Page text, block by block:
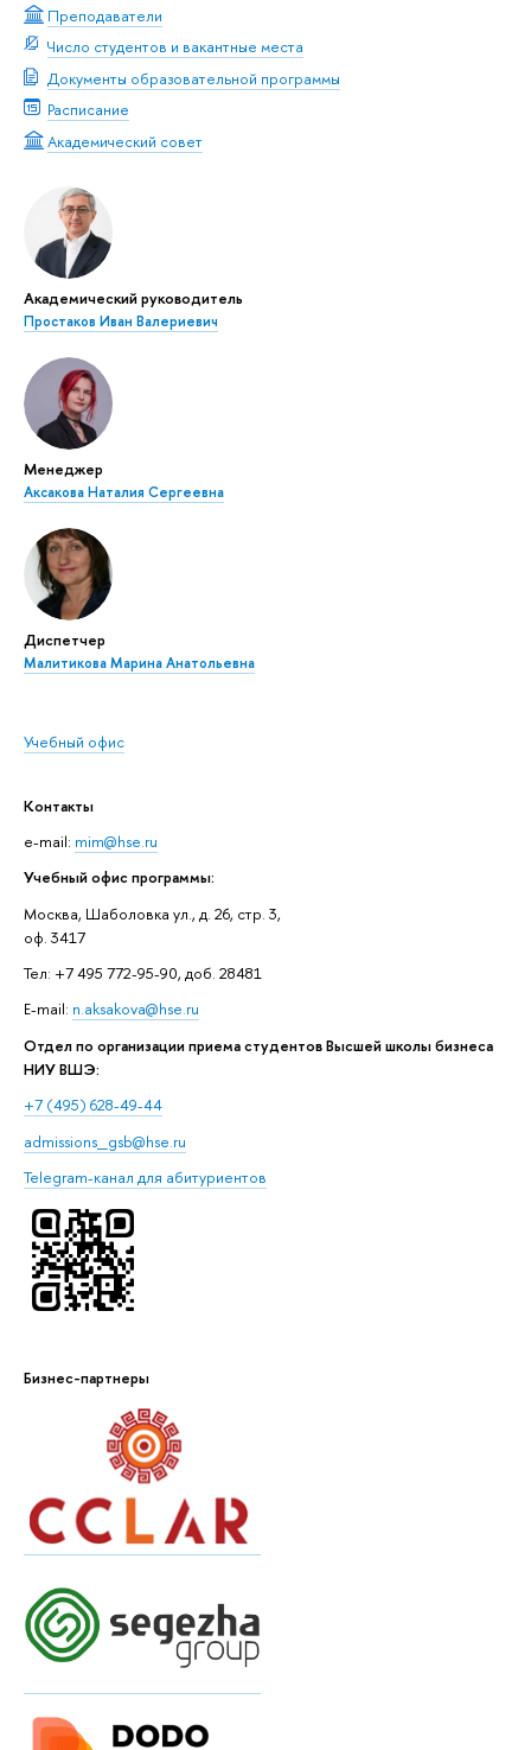
Преподаватели
Число студентов и вакантные места
Документы образовательной программы
Расписание
Академический совет
Академический руководитель
Простаков Иван Валериевич
Менеджер
Аксакова Наталия Сергеевна
Диспетчер
Малитикова Марина Анатольевна
Учебный офис
Контакты
e-mail: mim@hse.ru
Учебный офис программы:
Москва, Шаболовка ул., д. 26, стр. 3,
оф. 3417
Тел: +7 495 772-95-90, доб. 28481
E-mail: n.aksakova@hse.ru
Отдел по организации приема студентов Высшей школы бизнеса
НИУ ВШЭ:
+7 (495) 628-49-44
admissions_gsb@hse.ru
Telegram-канал для абитуриентов
Бизнес-партнеры